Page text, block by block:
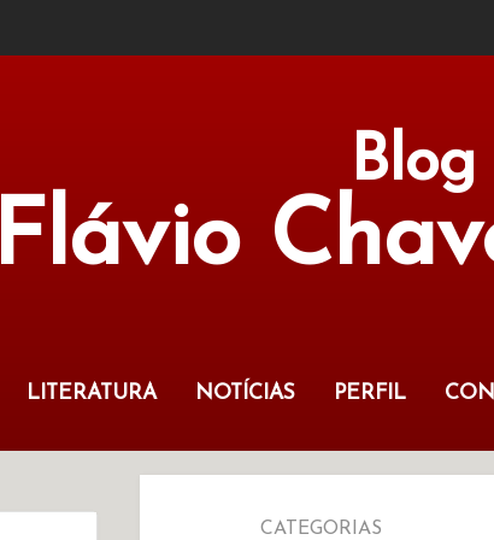
Flávio
LITERATURA NOTÍCIAS PERFIL
CATEGORIAS